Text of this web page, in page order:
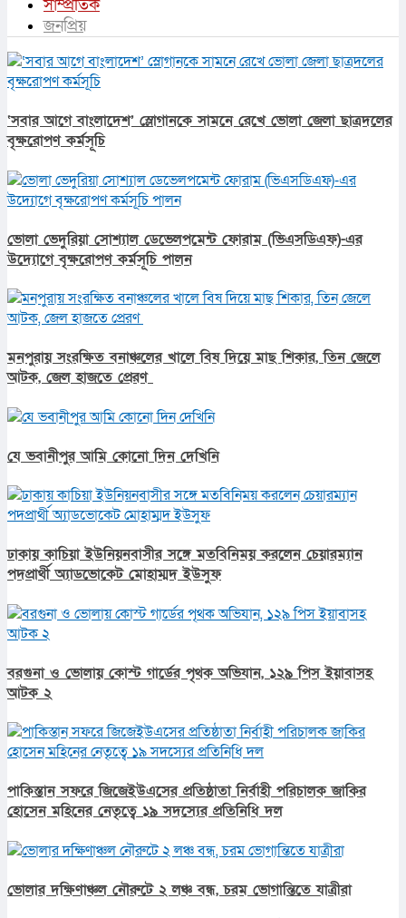
সাম্প্রতিক
জনপ্রিয়
‘সবার আগে বাংলাদেশ’ স্লোগানকে সামনে রেখে ভোলা জেলা ছাত্রদলের
বৃক্ষরোপণ কর্মসূচি
ভোলা ভেদুরিয়া সোশ্যাল ডেভেলপমেন্ট ফোরাম (ভিএসডিএফ)-এর
উদ্যোগে বৃক্ষরোপণ কর্মসূচি পালন
মনপুরায় সংরক্ষিত বনাঞ্চলের খালে বিষ দিয়ে মাছ শিকার, তিন জেলে
আটক, জেল হাজতে প্রেরণ
যে ভবানীপুর আমি কোনো দিন দেখিনি
ঢাকায় কাচিয়া ইউনিয়নবাসীর সঙ্গে মতবিনিময় করলেন চেয়ারম্যান
পদপ্রার্থী অ্যাডভোকেট মোহাম্মদ ইউসুফ
বরগুনা ও ভোলায় কোস্ট গার্ডের পৃথক অভিযান, ১২৯ পিস ইয়াবাসহ
আটক ২
পাকিস্তান সফরে জিজেইউএসের প্রতিষ্ঠাতা নির্বাহী পরিচালক জাকির
হোসেন মহিনের নেতৃত্বে ১৯ সদস্যের প্রতিনিধি দল
ভোলার দক্ষিণাঞ্চল নৌরুটে ২ লঞ্চ বন্ধ, চরম ভোগান্তিতে যাত্রীরা